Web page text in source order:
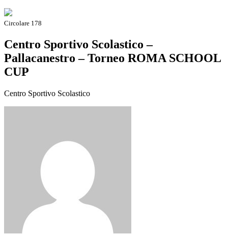
Circolare 178
Centro Sportivo Scolastico –
Pallacanestro – Torneo ROMA SCHOOL
CUP
Centro Sportivo Scolastico